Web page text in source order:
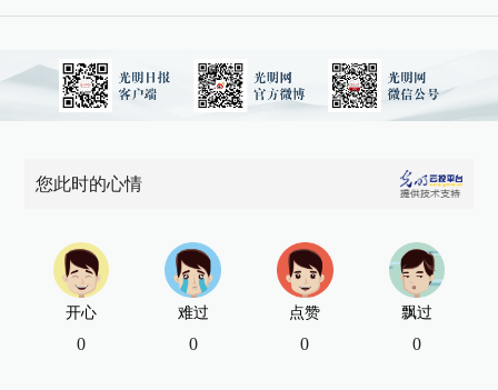
您此时的心情
开心
0
难过
0
点赞
0
飘过
0